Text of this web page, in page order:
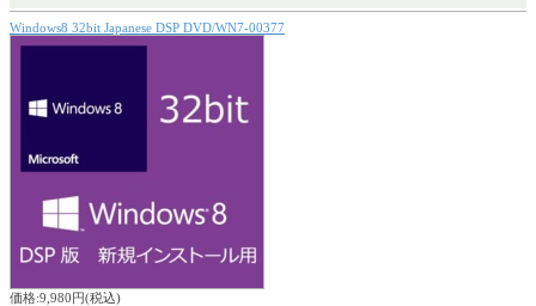
Windows8 32bit Japanese DSP DVD/WN7-00377
価格:9,980円(税込)